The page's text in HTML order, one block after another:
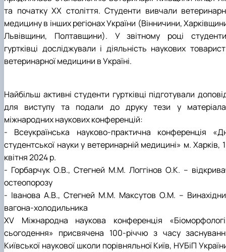
та початку ХХ століття. Студенти вивчали
медицину в інших регіонах України (Вінничини,
Львівщини, Полтавщини). У звітному році
гуртківці досліджували і діяльність наукових
ветеринарної медицини в Україні.
Найбільш активні студенти гуртківці підготували
для виступу та подали до друку тези у
міжнародних наукових конференцій:
- Всеукраїнська науково-практична конференція
студентської науки у ветеринарній медицині» м. Харків,
квітня 2024 р.
- Горбарчук О.В., Стегней М.М. Логгінов О.К. –
остеопорозу
- Іванова А.В., Стегней М.М. Максутов О.М. –
вагона-холодильника
ХV Міжнародна наукова конференція
сьогодення» присвячена 100-річчю з часу
Київської наукової школи порівняльної Київ, НУБіП